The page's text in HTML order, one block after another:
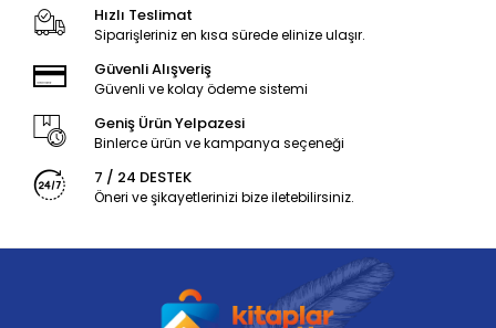
Hızlı Teslimat
Siparişleriniz en kısa sürede elinize ulaşır.
Güvenli Alışveriş
Güvenli ve kolay ödeme sistemi
Geniş Ürün Yelpazesi
Binlerce ürün ve kampanya seçeneği
7 / 24 DESTEK
Öneri ve şikayetlerinizi bize iletebilirsiniz.